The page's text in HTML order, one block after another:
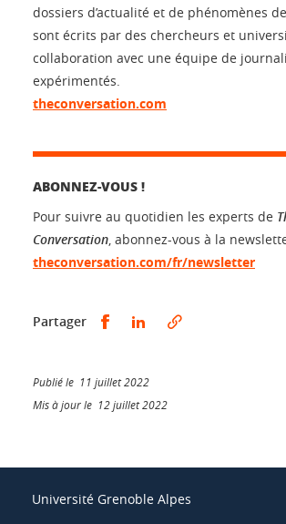
dossiers d’actualité et de phénomènes
sont écrits par des chercheurs et
collaboration avec une équipe de
expérimentés.
theconversation.com
ABONNEZ-VOUS !
Pour suivre au quotidien les experts de
Conversation, abonnez-vous à la
theconversation.com/fr/newsletter
Partager Partager sur Facebook
Partager sur LinkedIn
Publié le 11 juillet 2022
Mis à jour le 12 juillet 2022
Université Grenoble Alpes